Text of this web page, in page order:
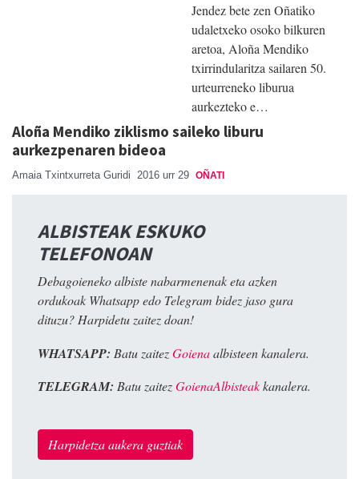
Jendez bete zen Oñatiko
udaletxeko osoko bilkuren
aretoa, Aloña Mendiko
txirrindularitza sailaren 50.
urteurreneko liburua
aurkezteko e…
Aloña Mendiko ziklismo saileko liburu
aurkezpenaren bideoa
Amaia Txintxurreta Guridi 2016 urr 29 OÑATI
ALBISTEAK ESKUKO
TELEFONOAN
Debagoieneko albiste nabarmenenak eta azken
ordukoak Whatsapp edo Telegram bidez jaso gura
dituzu? Harpidetu zaitez doan!
WHATSAPP: Batu zaitezGoienaalbisteen kanalera.
TELEGRAM: Batu zaitezGoienaAlbisteakkanalera.
Harpidetza aukera guztiak